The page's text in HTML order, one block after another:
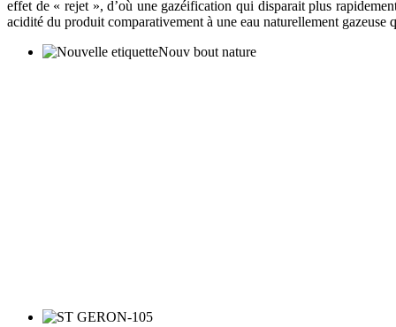
effet de « rejet », d’où une gazéification qui disparait plus
acidité du produit comparativement à une eau naturellement